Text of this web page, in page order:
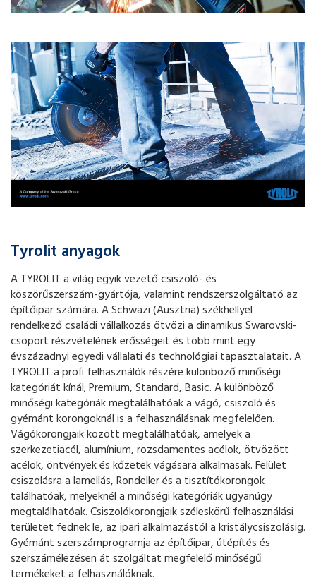
Tyrolit anyagok
A TYROLIT a világ egyik vezető csiszoló- és
köszörűszerszám-gyártója, valamint rendszerszolgáltató az
építőipar számára. A Schwazi (Ausztria) székhellyel
rendelkező családi vállalkozás ötvözi a dinamikus Swarovski-
csoport részvételének erősségeit és több mint egy
évszázadnyi egyedi vállalati és technológiai tapasztalatait. A
TYROLIT a profi felhasználók részére különböző minőségi
kategóriát kínál; Premium, Standard, Basic. A különböző
minőségi kategóriák megtalálhatóak a vágó, csiszoló és
gyémánt korongoknál is a felhasználásnak megfelelően.
Vágókorongjaik között megtalálhatóak, amelyek a
szerkezetiacél, alumínium, rozsdamentes acélok, ötvözött
acélok, öntvények és kőzetek vágásara alkalmasak. Felület
csiszolásra a lamellás, Rondeller és a tisztítókorongok
találhatóak, melyeknél a minőségi kategóriák ugyanúgy
megtalálhatóak. Csiszolókorongjaik széleskörű felhasználási
területet fednek le, az ipari alkalmazástól a kristálycsiszolásig.
Gyémánt szerszámprogramja az építőipar, útépítés és
szerszámélezésen át szolgáltat megfelelő minőségű
termékeket a felhasználóknak.